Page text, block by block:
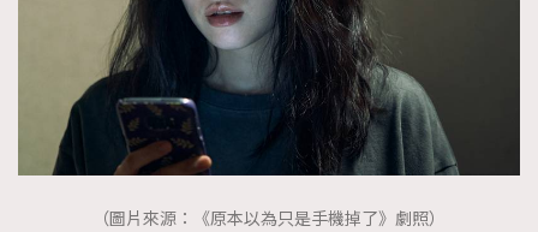
（圖片來源：《原本以為只是手機掉了》劇照）